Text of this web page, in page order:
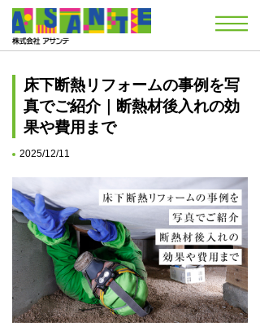
床下断熱リフォームの事例を写
真でご紹介｜断熱材後入れの効
果や費用まで
2025/12/11